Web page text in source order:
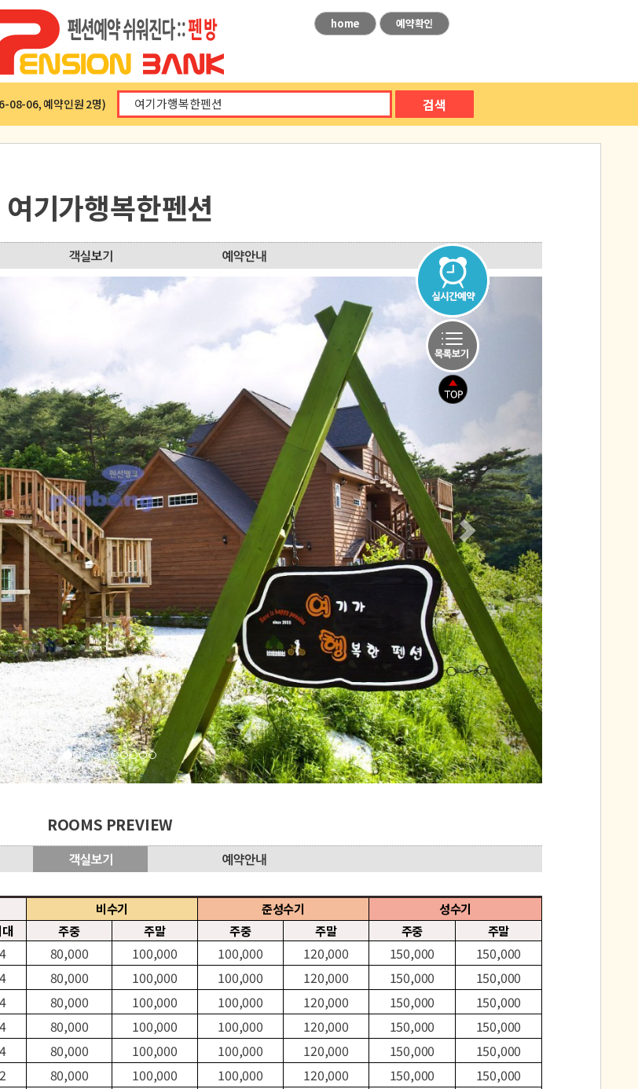
home 예약확인
08-06, 예약인원 2명) 검색
여기가행복한펜션
ROOMS PREVIEW
비수기 준성수기
성수기
주중 주말 주중 주말 주중 주말
4 80,000 100,000 100,000 120,000 150,000
150,000
4 80,000 100,000 100,000 120,000 150,000
150,000
4 80,000 100,000 100,000 120,000 150,000
150,000
4 80,000 100,000 100,000 120,000 150,000
150,000
4 80,000 100,000 100,000 120,000 150,000
150,000
2 80,000 100,000 100,000 120,000 150,000
150,000